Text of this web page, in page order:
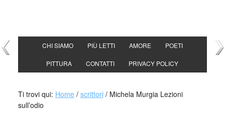
CHI SIAMO PIÙ LETTI AMORE POETI
PITTURA CONTATTI PRIVACY POLICY
Ti trovi qui: Home / scrittori /Michela Murgia Lezioni
sull’odio